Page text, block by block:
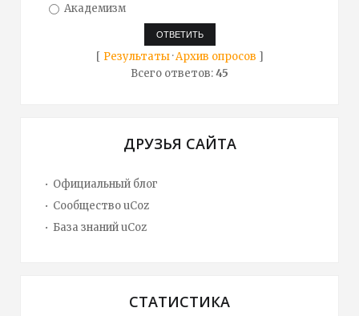
Академизм
[ Результаты·Архив опросов ]
Всего ответов:45
ДРУЗЬЯ САЙТА
Официальный блог
Сообщество uCoz
База знаний uCoz
СТАТИСТИКА